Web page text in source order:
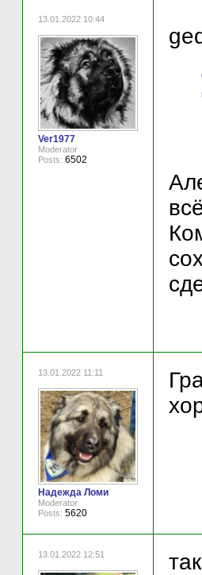
13.01.2022 10:44
Ver1977
Moderator
Posts: 6502
13.01.2022 11:11
Надежда Ломи
Moderator
Posts: 5620
13.01.2022 12:51